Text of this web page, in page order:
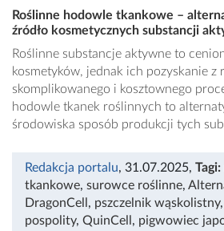
Roślinne hodowle tkankowe –
źródło kosmetycznych substancji
Roślinne substancje aktywne to
kosmetyków, jednak ich pozyskanie z
skomplikowanego i kosztownego
hodowle tkanek roślinnych to
środowiska sposób produkcji tych
Redakcja portalu, 31.07.2025, Tagi:
tkankowe, surowce roślinne,
DragonCell , pszczelnik wąskolistny,
pospolity, QuinCell , pigwowiec